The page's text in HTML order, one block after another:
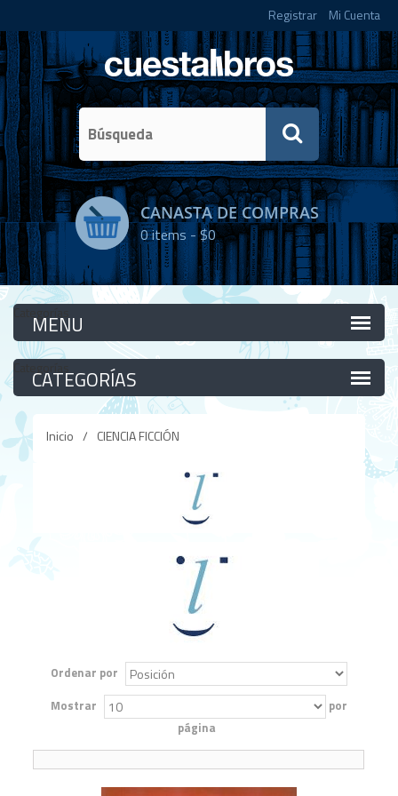
Registrar Mi Cuenta
CANASTA DE COMPRAS
0items -$0
Categorías
Categorías
Inicio / CIENCIA FICCIÓN
Ordenar por
Mostrar
por
página